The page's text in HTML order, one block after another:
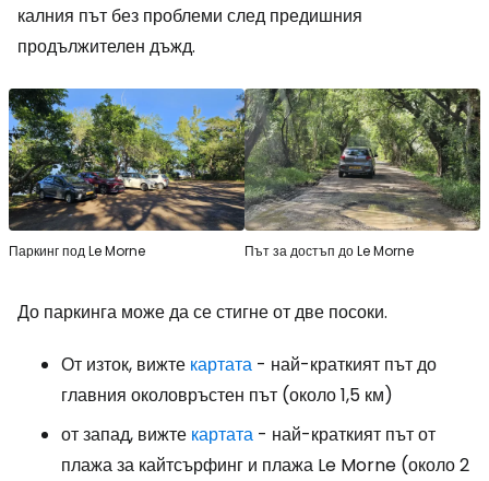
калния път без проблеми след предишния
продължителен дъжд.
Паркинг под Le Morne Път за достъп до Le Morne
До паркинга може да се стигне от две посоки.
От изток, вижте картата - най-краткият път до
главния околовръстен път (около 1,5 км)
от запад, вижте картата - най-краткият път от
плажа за кайтсърфинг и плажа Le Morne (около 2